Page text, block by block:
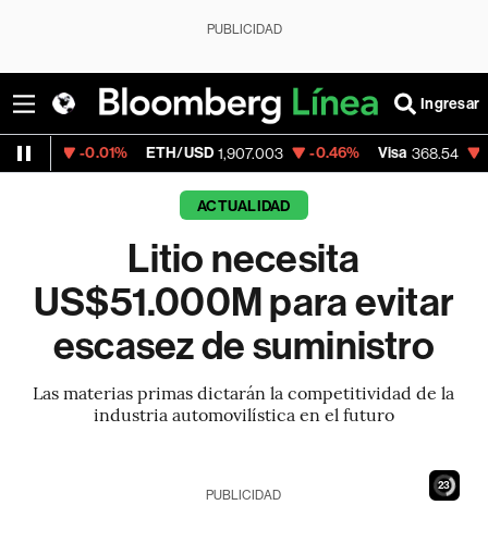
PUBLICIDAD
Ingresar
ETH/USD 1,907.003 -0.46% Visa 368.54 -0.28%
ACTUALIDAD
Litio necesita
US$51.000M para evitar
escasez de suministro
Las materias primas dictarán la competitividad de la
industria automovilística en el futuro
21
PUBLICIDAD